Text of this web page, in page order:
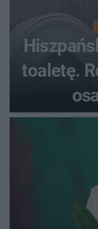
toaletę.